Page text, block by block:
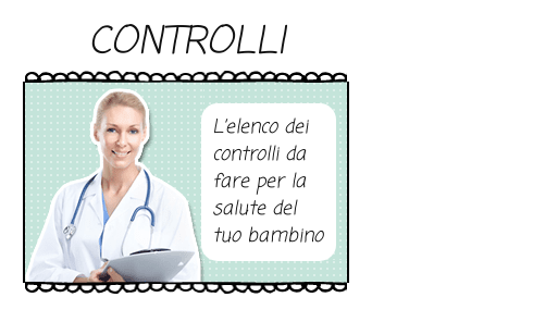
CONTROLLI
L’elenco dei
controlli da
fare per la
salute del
tuo bambino